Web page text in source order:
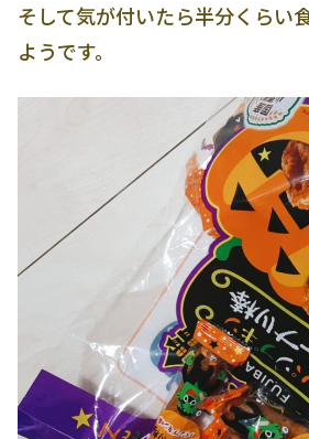
そして気が付いたら半分くらい
ようです。